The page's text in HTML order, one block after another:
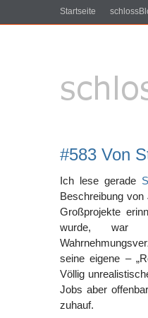
Startseite
#583 Von
Ich lese gerade
Beschreibung
Großprojekte
wurde, war
seine eigene –
Völlig
Jobs aber
zuhauf.